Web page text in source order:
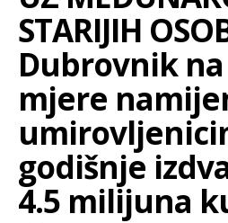
STARIJIH
Dubrovnik
mjere
godišnje
4.5 milijuna